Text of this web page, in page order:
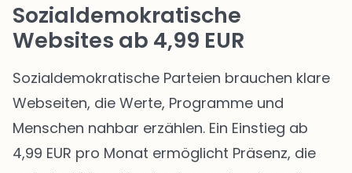
Sozialdemokratische
Websites ab 4,99 EUR
Sozialdemokratische Parteien brauchen klare
Webseiten, die Werte, Programme und
Menschen nahbar erzählen. Ein Einstieg ab
4,99 EUR pro Monat ermöglicht Präsenz, die